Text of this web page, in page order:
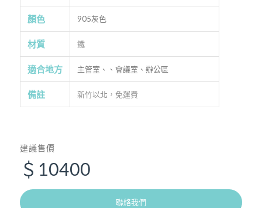
顏色 905灰色
材質 鐵
適合地方 主管室、、會議室、辦公區
備註 新竹以北，免運費
建議售價
＄10400
聯絡我們